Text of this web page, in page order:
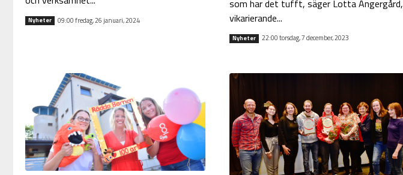
Nyheter 09:00 fredag, 26 januari, 2024
som har det tufft, säger Lotta Angergård,
vikarierande...
Nyheter 22:00 torsdag, 7 december, 2023